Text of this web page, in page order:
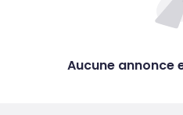
Aucune annonce